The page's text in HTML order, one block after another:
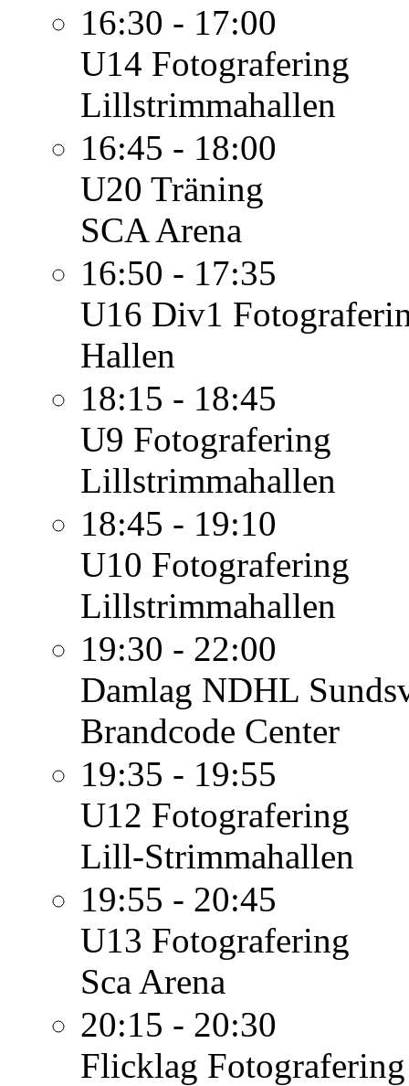
16:30 - 17:00
U14 Fotografering
Lillstrimmahallen
16:45 - 18:00
U20 Träning
SCA Arena
16:50 - 17:35
U16 Div1
Hallen
18:15 - 18:45
U9 Fotografering
Lillstrimmahallen
18:45 - 19:10
U10 Fotografering
Lillstrimmahallen
19:30 - 22:00
Damlag NDHL
Brandcode Center
19:35 - 19:55
U12 Fotografering
Lill-Strimmahallen
19:55 - 20:45
U13 Fotografering
Sca Arena
20:15 - 20:30
Flicklag Fotografering